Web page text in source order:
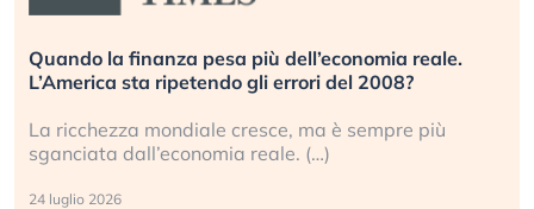
Russia e Cina pronti a spegnere Starlink. Gli
investitori stanno sottovalutando il rischio?
Gli investitori tech continuano a ignorare il rischio
geopolitico: il (…)
17 luglio 2026